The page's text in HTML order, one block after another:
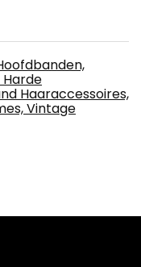
Haaraccessoires,
Vintage